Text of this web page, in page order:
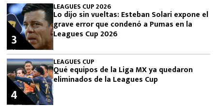
LEAGUES CUP 2026
Lo dijo sin vueltas: Esteban Solari expone el
grave error que condenó a Pumas en la
Leagues Cup 2026
3
LEAGUES CUP
Qué equipos de la Liga MX ya quedaron
eliminados de la Leagues Cup
4